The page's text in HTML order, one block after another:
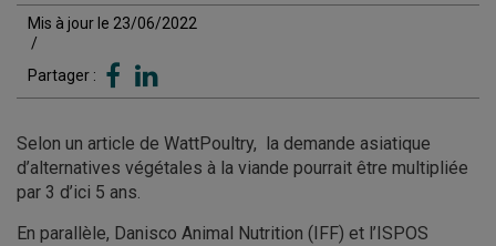
Mis à jour le 23/06/2022
/
Partager :
Selon un article de WattPoultry, la demande asiatique
d’alternatives végétales à la viande pourrait être multipliée
par 3 d’ici 5 ans.
En parallèle, Danisco Animal Nutrition (IFF) et l’ISPOS